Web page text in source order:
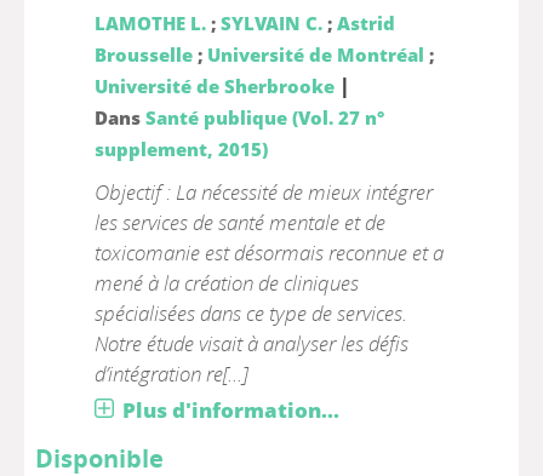
LAMOTHE L.; SYLVAIN C.; Astrid
Brousselle; Université de Montréal ;
Université de Sherbrooke |
Dans Santé publique (Vol. 27 n°
supplement, 2015)
Objectif : La nécessité de mieux intégrer
les services de santé mentale et de
toxicomanie est désormais reconnue et a
mené à la création de cliniques
spécialisées dans ce type de services.
Notre étude visait à analyser les défis
d’intégration re[...]
Plus d'information...
Disponible